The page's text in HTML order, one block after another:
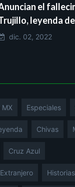
el
leyenda
dic. 02, 2022
MX Especiales
Chivas
Cruz Azul